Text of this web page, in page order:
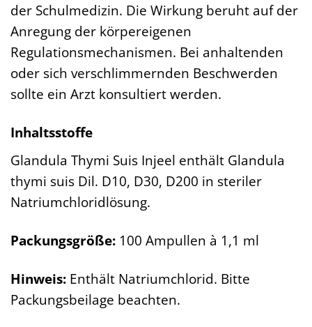
der Schulmedizin. Die Wirkung beruht auf der
Anregung der körpereigenen
Regulationsmechanismen. Bei anhaltenden
oder sich verschlimmernden Beschwerden
sollte ein Arzt konsultiert werden.
Inhaltsstoffe
Glandula Thymi Suis Injeel enthält Glandula
thymi suis Dil. D10, D30, D200 in steriler
Natriumchloridlösung.
Packungsgröße: 100 Ampullen à 1,1 ml
Hinweis: Enthält Natriumchlorid. Bitte
Packungsbeilage beachten.